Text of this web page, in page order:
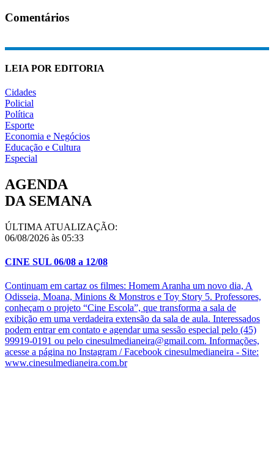
Comentários
LEIA POR EDITORIA
Cidades
Policial
Política
Esporte
Economia e Negócios
Educação e Cultura
Especial
AGENDA
DA SEMANA
ÚLTIMA ATUALIZAÇÃO:
06/08/2026 às 05:33
CINE SUL 06/08 a 12/08
Continuam em cartaz os filmes: Homem Aranha um novo dia, A
Odisseia, Moana, Minions & Monstros e Toy Story 5. Professores,
conheçam o projeto “Cine Escola”, que transforma a sala de
exibição em uma verdadeira extensão da sala de aula. Interessados
podem entrar em contato e agendar uma sessão especial pelo (45)
99919-0191 ou pelo cinesulmedianeira@gmail.com. Informações,
acesse a página no Instagram / Facebook cinesulmedianeira - Site:
www.cinesulmedianeira.com.br